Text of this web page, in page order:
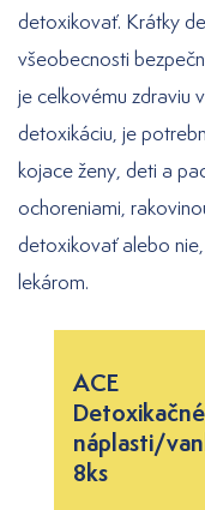
detoxikovať. Krátky
všeobecnosti
je celkovému zdraviu
detoxikáciu, je
kojace ženy, deti a
ochoreniami,
detoxikovať alebo
lekárom.
ACE
Detoxikačné
náplasti/
8ks